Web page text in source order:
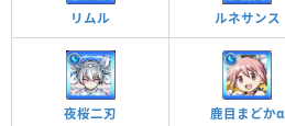
リムル ルネサンス
夜桜二刃 鹿目まどかα